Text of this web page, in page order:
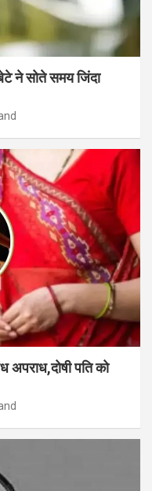
ने सोते समय जिंदा
अपराध,दोषी पति को